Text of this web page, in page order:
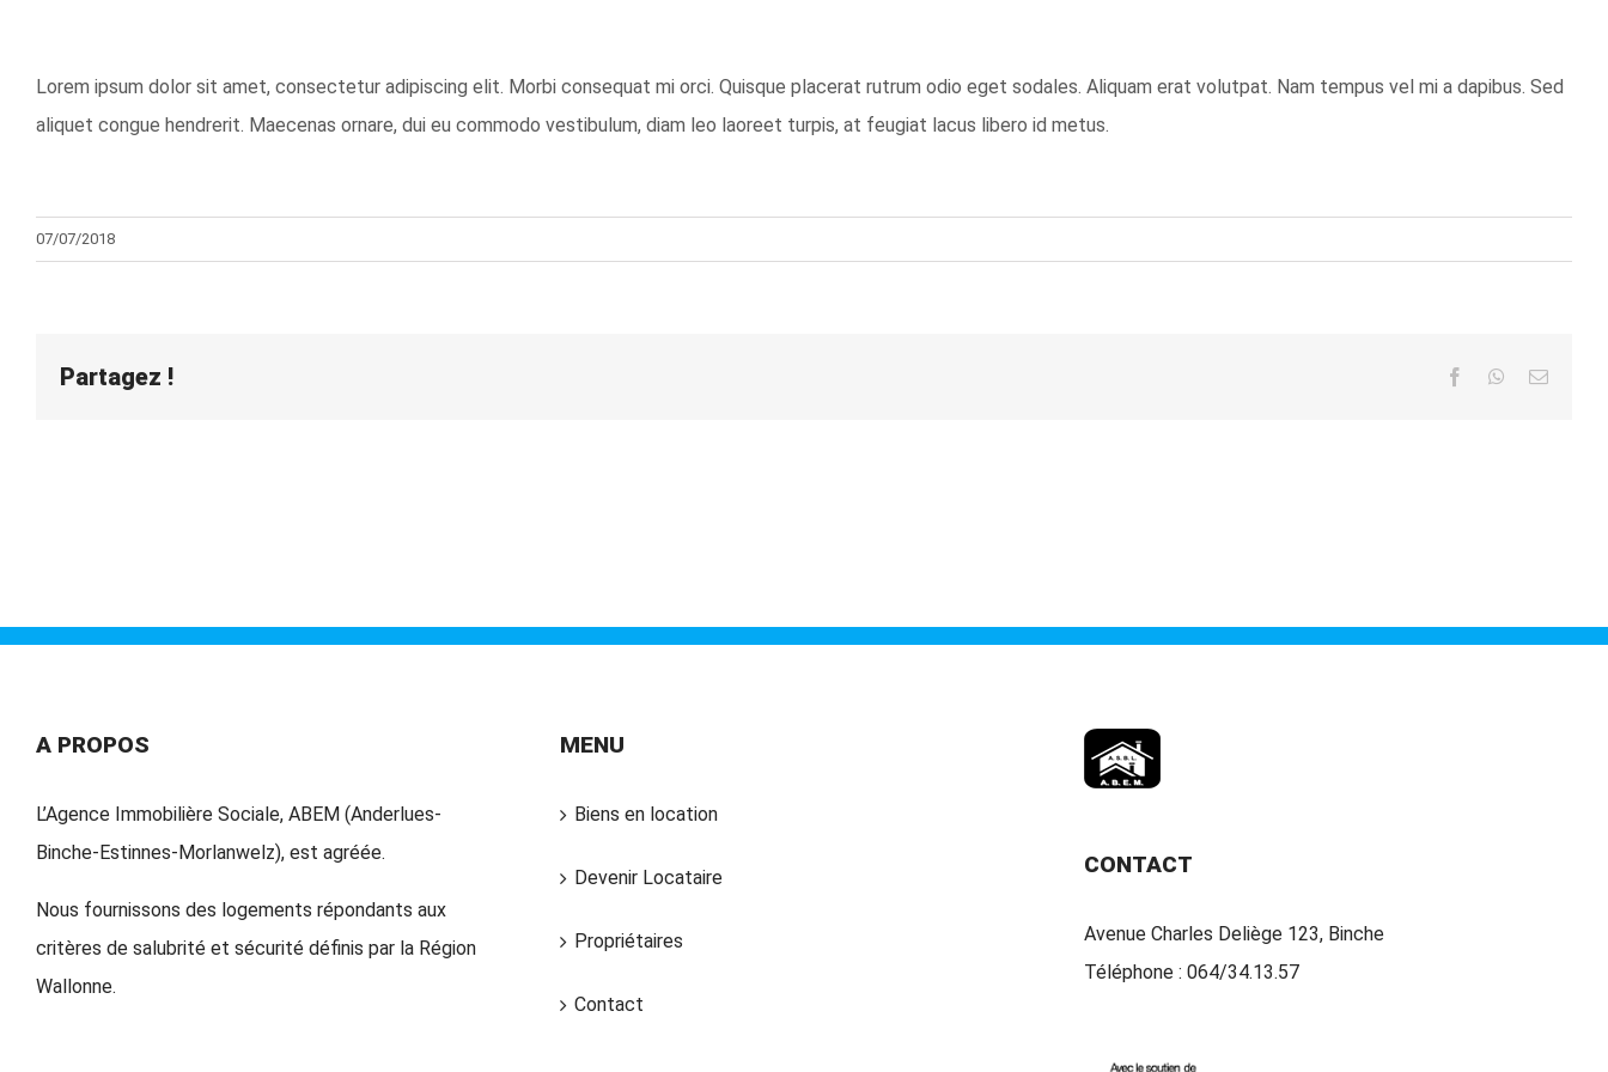
Lorem ipsum dolor sit amet, consectetur adipiscing elit. Morbi consequat mi orci. Quisque placerat rutrum odio eget sodales. Aliquam erat volutpat. Nam tempus vel mi a dapibus. Sed
aliquet congue hendrerit. Maecenas ornare, dui eu commodo vestibulum, diam leo laoreet turpis, at feugiat lacus libero id metus.
07/07/2018
Partagez ! FacebookWhatsApp
Email
A PROPOS
L’Agence Immobilière Sociale, ABEM (Anderlues-
Binche-Estinnes-Morlanwelz), est agréée.
Nous fournissons des logements répondants aux
critères de salubrité et sécurité définis par la Région
Wallonne.
MENU
Biens en location
Devenir Locataire
Propriétaires
Contact
CONTACT
Avenue Charles Deliège 123, Binche
Téléphone : 064/34.13.57